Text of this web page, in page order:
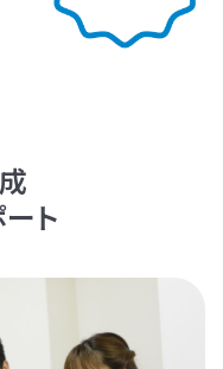
ト
き出し、
減
に役立つ
できます。
な効果がありますか？
ことで、
「毎日のようにあった癇癪
れなかった宿題をやるように
ています。